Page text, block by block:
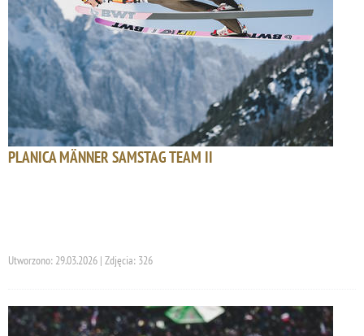
PLANICA MÄNNER SAMSTAG TEAM II
Utworzono: 29.03.2026 | Zdjęcia: 326